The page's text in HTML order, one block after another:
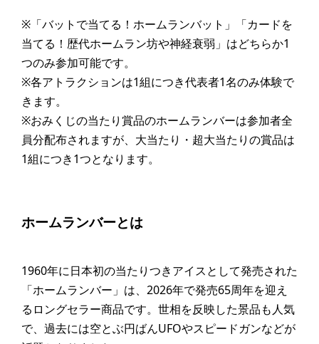
※「バットで当てる！ホームランバット」「カードを
当てる！歴代ホームラン坊や神経衰弱」はどちらか1
つのみ参加可能です。
※各アトラクションは1組につき代表者1名のみ体験で
きます。
※おみくじの当たり賞品のホームランバーは参加者全
員分配布されますが、大当たり・超大当たりの賞品は
1組につき1つとなります。
ホームランバーとは
1960年に日本初の当たりつきアイスとして発売された
「ホームランバー」は、2026年で発売65周年を迎え
るロングセラー商品です。世相を反映した景品も人気
で、過去には空とぶ円ばんUFOやスピードガンなどが